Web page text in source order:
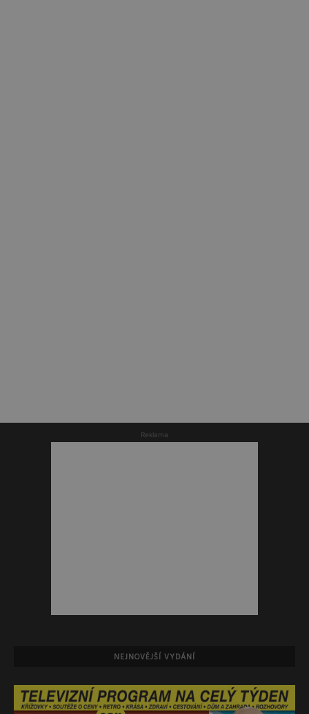
Reklama
NEJNOVĚJŠÍ VYDÁNÍ